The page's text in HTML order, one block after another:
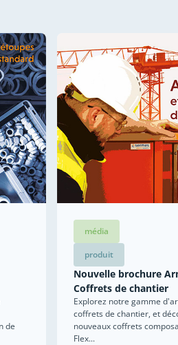
de
média
produit
Nouvelle brochure
Coffrets de chantier
Explorez notre gamme
coffrets de chantier, et
nouveaux coffrets
Flex...